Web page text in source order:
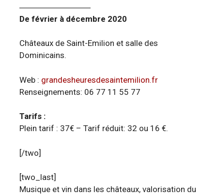
De février à décembre 2020
Châteaux de Saint-Emilion et salle des
Dominicains.
Web : grandesheuresdesaintemilion.fr
Renseignements: 06 77 11 55 77
Tarifs :
Plein tarif : 37€ – Tarif réduit: 32 ou 16 €.
[/two]
[two_last]
Musique et vin dans les châteaux, valorisation du